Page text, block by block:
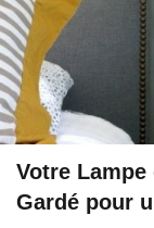
Votre
Gardé pour